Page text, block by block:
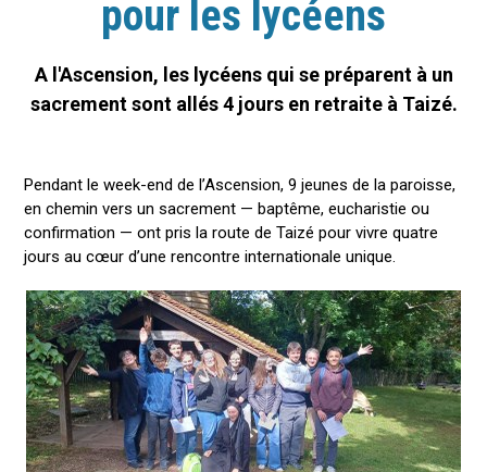
pour les lycéens
A l'Ascension, les lycéens qui se préparent à un
sacrement sont allés 4 jours en retraite à Taizé.
Pendant le week-end de l’Ascension, 9 jeunes de la paroisse,
en chemin vers un sacrement — baptême, eucharistie ou
confirmation — ont pris la route de Taizé pour vivre quatre
jours au cœur d’une rencontre internationale unique.